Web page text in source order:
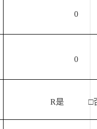
0
0
R是 □